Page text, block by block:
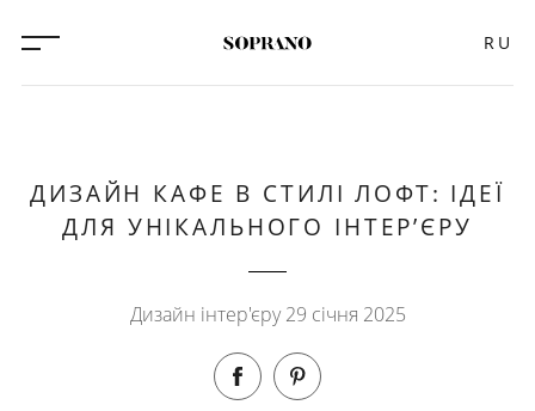
RU
ДИЗАЙН КАФЕ В СТИЛІ ЛОФТ: ІДЕЇ
ДЛЯ УНІКАЛЬНОГО ІНТЕР’ЄРУ
Дизайн інтер'єру 29 січня 2025